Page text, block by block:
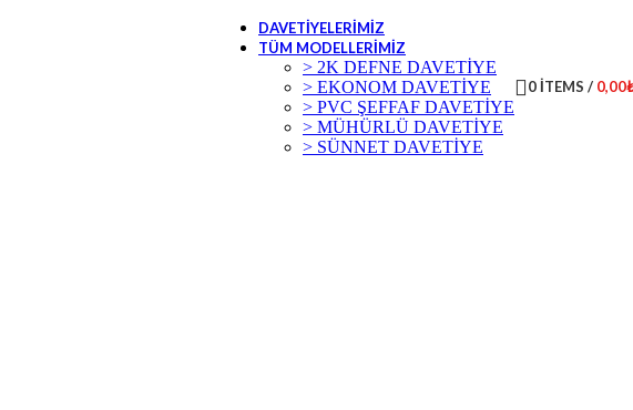
DAVETIYELERIMIZ
TÜM MODELLERIMIZ
> 2K DEFNE DAVETİYE
> EKONOM DAVETİYE
> PVC ŞEFFAF DAVETİYE
> MÜHÜRLÜ DAVETİYE
> SÜNNET DAVETİYE
0ITEMS / 0,00